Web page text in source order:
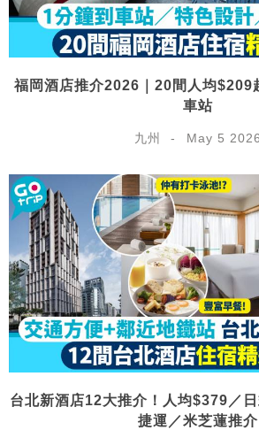
福岡酒店推介2026｜20間人均$209
車站
九州 May 5 2026
台北新酒店12大推介！人均$379／
捷運／米芝蓮推介